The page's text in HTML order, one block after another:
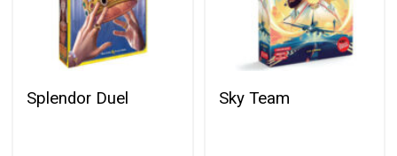
Splendor Duel Sky Team